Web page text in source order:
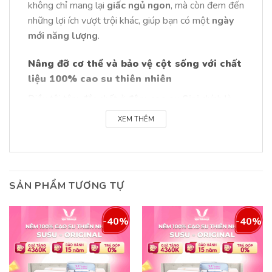
không chỉ mang lại giấc ngủ ngon, mà còn đem đến
những lợi ích vượt trội khác, giúp bạn có một ngày
mới năng lượng.
Nâng đỡ cơ thể và bảo vệ cột sống với chất
liệu 100% cao su thiên nhiên
Cao su thiên nhiên
đều, ôm sát mọi đường cong cơ thể, từ đó giữ
cho cột sống luôn ở trạng thái thẳng tự nhiên.
Điều này đặc biệt quan trọng cho những người có
vấn đề vềxương khớp
hoặc thường xuyên bị
XEM THÊM
SẢN PHẨM TƯƠNG TỰ
-40% -40%